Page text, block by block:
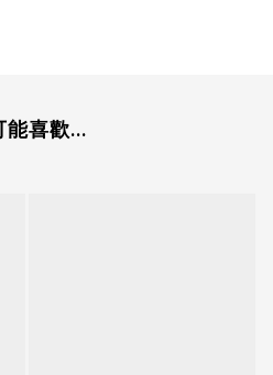
能喜歡...